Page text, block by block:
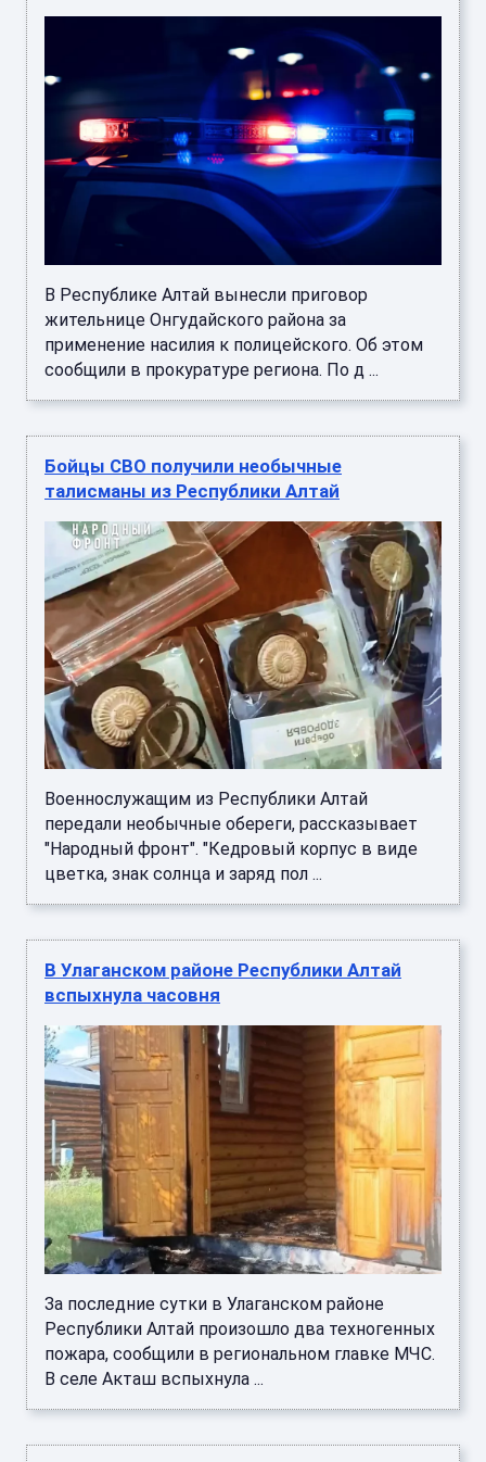
В Республике Алтай вынесли приговор
жительнице Онгудайского района за
применение насилия к полицейского. Об этом
сообщили в прокуратуре региона. По д ...
Бойцы СВО получили необычные
талисманы из Республики Алтай
Военнослужащим из Республики Алтай
передали необычные обереги, рассказывает
"Народный фронт". "Кедровый корпус в виде
цветка, знак солнца и заряд пол ...
В Улаганском районе Республики Алтай
вспыхнула часовня
За последние сутки в Улаганском районе
Республики Алтай произошло два техногенных
пожара, сообщили в региональном главке МЧС.
В селе Акташ вспыхнула ...